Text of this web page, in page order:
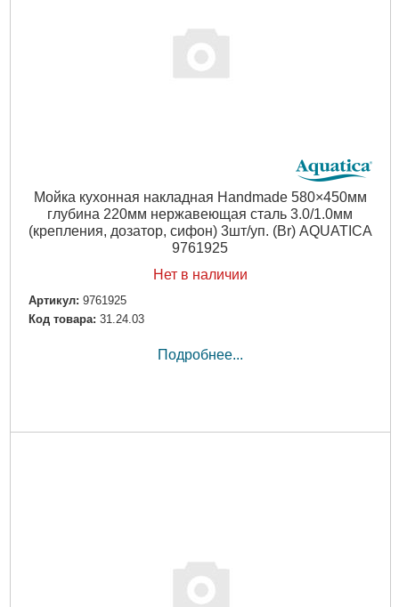
Мойка кухонная накладная Handmade 580×450мм
глубина 220мм нержавеющая сталь 3.0/1.0мм
(крепления, дозатор, сифон) 3шт/уп. (Br) AQUATICA
9761925
Нет в наличии
Артикул: 9761925
Код товара: 31.24.03
Подробнее...